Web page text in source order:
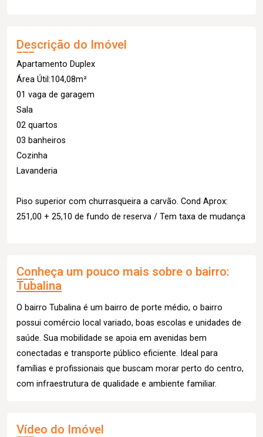
Descrição do Imóvel
Apartamento Duplex
Área Útil:104,08m²
01 vaga de garagem
Sala
02 quartos
03 banheiros
Cozinha
Lavanderia
Piso superior com churrasqueira a carvão. Cond Aprox:
251,00 + 25,10 de fundo de reserva / Tem taxa de mudança
Conheça um pouco mais sobre o bairro:
Tubalina
O bairro Tubalina é um bairro de porte médio, o bairro
possui comércio local variado, boas escolas e unidades de
saúde. Sua mobilidade se apoia em avenidas bem
conectadas e transporte público eficiente. Ideal para
famílias e profissionais que buscam morar perto do centro,
com infraestrutura de qualidade e ambiente familiar.
Vídeo do Imóvel